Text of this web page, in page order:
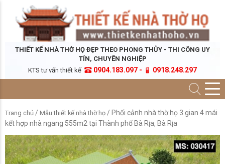
THIẾT KẾ NHÀ THỜ HỌ ĐẸP THEO PHONG THỦY - THI CÔNG UY
TÍN, CHUYÊN NGHIỆP
KTS tư vấn thiết kế
0904.183.097 - 0918.248.297
Trang chủ / Mẫu thiết kế nhà thờ họ / Phối cảnh nhà thờ họ 3 gian 4 mái
kết hợp nhà ngang 555m2 tại Thành phố Bà Rịa, Bà Rịa